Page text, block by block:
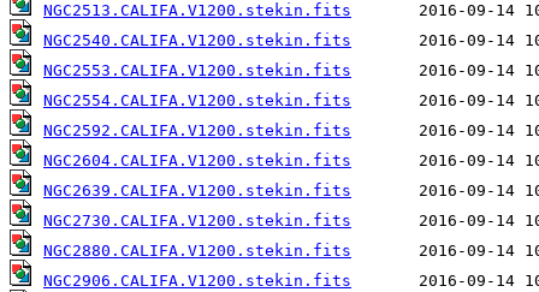
NGC2513.CALIFA.V1200.stekin.fits
NGC2540.CALIFA.V1200.stekin.fits
NGC2553.CALIFA.V1200.stekin.fits
NGC2554.CALIFA.V1200.stekin.fits
NGC2592.CALIFA.V1200.stekin.fits
NGC2604.CALIFA.V1200.stekin.fits
NGC2639.CALIFA.V1200.stekin.fits
NGC2730.CALIFA.V1200.stekin.fits
NGC2880.CALIFA.V1200.stekin.fits
NGC2906.CALIFA.V1200.stekin.fits